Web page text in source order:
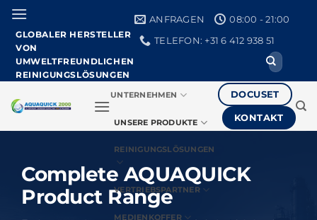
Zum
springen
GLOBALER HERSTELLER
VON
UMWELTFREUNDLICHEN
REINIGUNGSLÖSUNGEN
ANFRAGEN
08:00 - 21:00
TELEFON: +31 6 412 938 51
Suche
nach:
UNTERNEHMEN
UNSERE PRODUKTE
REINIGUNGSLÖSUNGEN
VERTRIEBSPARTNER
MEDIENKOFFER
DOCUSET
KONTAKT
Complete AQUAQUICK
Product Range